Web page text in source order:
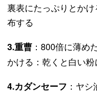
裏表にたっぷりとか
布する
3.重曹 ：800倍に薄め
かける：乾くと白い粉
4.カダンセーフ ：ヤ